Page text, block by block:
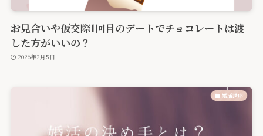
お見合いや仮交際1回目のデートでチョコレートは渡
した方がいいの？
2026年2月5日
婚活講座